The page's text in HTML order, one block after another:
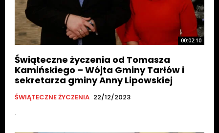
00:02:10
Świąteczne życzenia od Tomasza
Kamińskiego – Wójta Gminy Tarłów i
sekretarza gminy Anny Lipowskiej
ŚWIĄTECZNE ŻYCZENIA 22/12/2023
.